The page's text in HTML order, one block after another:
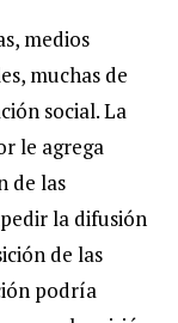
medios
muchas de
social. La
le agrega
de las
la difusión
de las
podría